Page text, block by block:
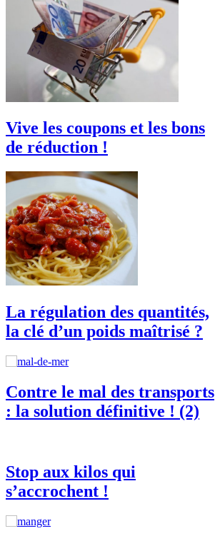
Vive les coupons et les bons
de réduction !
La régulation des quantités,
la clé d’un poids maîtrisé ?
Contre le mal des transports
: la solution définitive ! (2)
Stop aux kilos qui
s’accrochent !